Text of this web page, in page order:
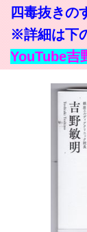
四毒抜き
※詳細は下
YouTube吉